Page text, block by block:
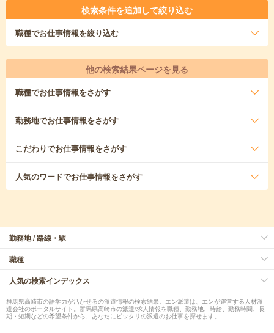
検索条件を追加して絞り込む
職種でお仕事情報を絞り込む
他の検索結果ページを見る
職種でお仕事情報をさがす
勤務地でお仕事情報をさがす
こだわりでお仕事情報をさがす
人気のワードでお仕事情報をさがす
勤務地 / 路線・駅
職種
人気の検索インデックス
群馬県高崎市の語学力が活かせるの派遣情報の検索結果。エン派遣は、エンが運営する人材派
遣会社のポータルサイト。群馬県高崎市の派遣/求人情報を職種、勤務地、時給、勤務時間、長
期・短期などの希望条件から、あなたにピッタリの派遣のお仕事を探せます。